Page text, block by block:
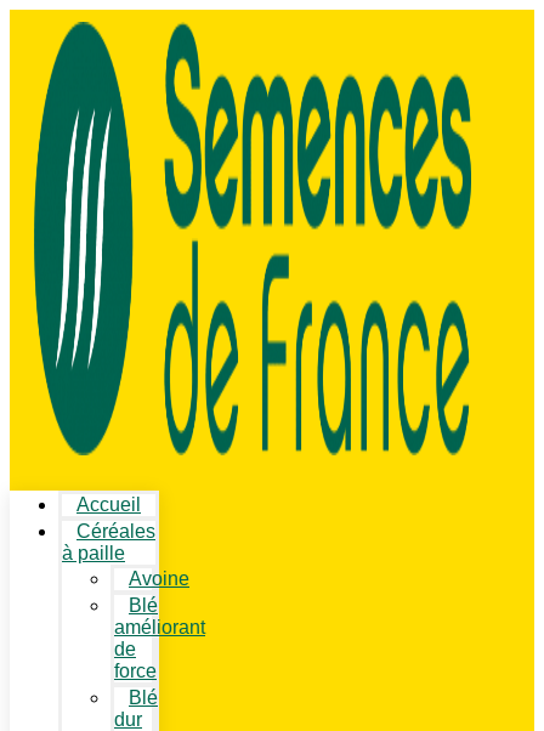
Accueil
Céréales
à paille
Avoine
Blé
améliorant
de
force
Blé
dur